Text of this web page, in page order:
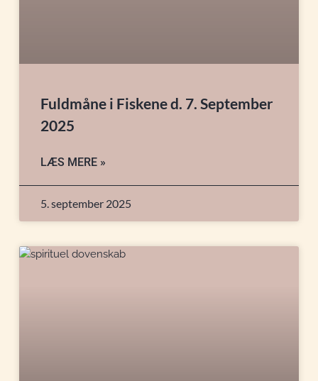
Fuldmåne i Fiskene d. 7. September
2025
LÆS MERE »
5. september 2025